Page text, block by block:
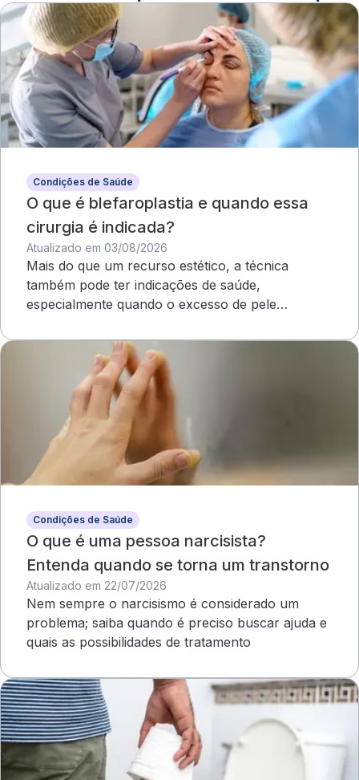
Condições de Saúde
O que é blefaroplastia e quando essa
cirurgia é indicada?
Atualizado em 03/08/2026
Mais do que um recurso estético, a técnica
também pode ter indicações de saúde,
especialmente quando o excesso de pele
Condições de Saúde
O que é uma pessoa narcisista?
Entenda quando se torna um transtorno
Atualizado em 22/07/2026
Nem sempre o narcisismo é considerado um
problema; saiba quando é preciso buscar ajuda e
quais as possibilidades de tratamento